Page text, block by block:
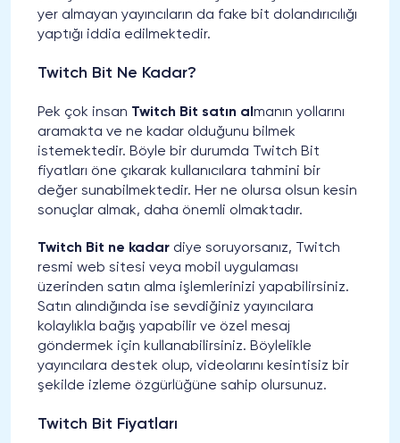
yer almayan yayıncıların da fake bit dolandırıcılığı
yaptığı iddia edilmektedir.
Twitch Bit Ne Kadar?
Pek çok insan Twitch Bit satın al manın yollarını
aramakta ve ne kadar olduğunu bilmek
istemektedir. Böyle bir durumda Twitch Bit
fiyatları öne çıkarak kullanıcılara tahmini bir
değer sunabilmektedir. Her ne olursa olsun kesin
sonuçlar almak, daha önemli olmaktadır.
Twitch Bit ne kadar diye soruyorsanız, Twitch
resmi web sitesi veya mobil uygulaması
üzerinden satın alma işlemlerinizi yapabilirsiniz.
Satın alındığında ise sevdiğiniz yayıncılara
kolaylıkla bağış yapabilir ve özel mesaj
göndermek için kullanabilirsiniz. Böylelikle
yayıncılara destek olup, videolarını kesintisiz bir
şekilde izleme özgürlüğüne sahip olursunuz.
Twitch Bit Fiyatları